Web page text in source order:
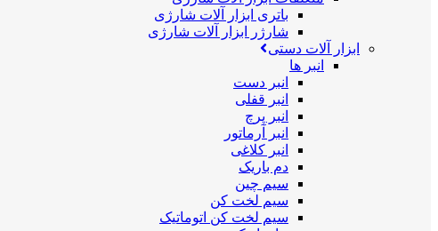
باتری ابزار آلات شارژی
شارژر ابزار آلات شارژی
ابزار آلات دستی
انبر ها
انبر دست
انبر قفلی
انبر پرچ
انبر آرماتور
انبر کلاغی
دم باریک
سیم چین
سیم لخت کن
سیم لخت کن اتوماتیک